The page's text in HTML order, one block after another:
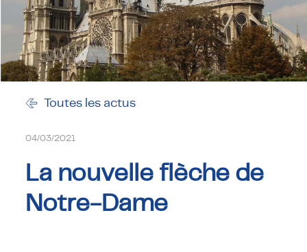
Toutes les actus
04/03/2021
La nouvelle flèche de
Notre-Dame